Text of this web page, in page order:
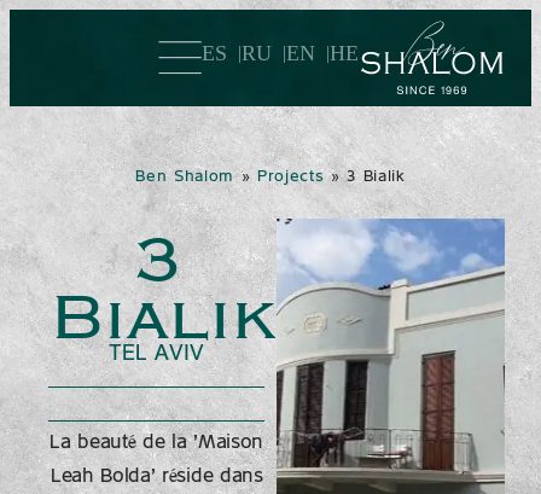
ES RU EN HE
Ben Shalom» Projects»3 Bialik
3
Bialik
TEL AVIV
La beauté de la 'Maison
Leah Bolda' réside dans